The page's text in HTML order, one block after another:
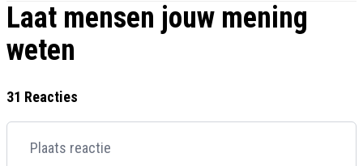
Laat mensen jouw mening
weten
31 Reacties